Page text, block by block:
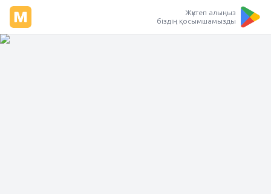
Жүктеп алыңыз
біздің қосымшамызды